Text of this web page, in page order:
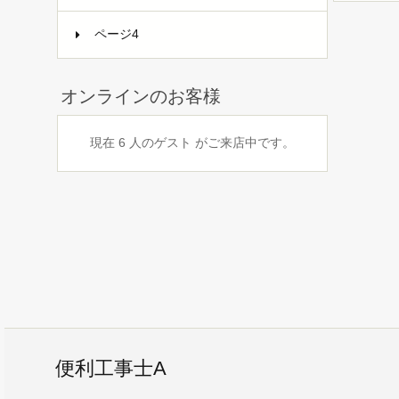
ページ4
オンラインのお客様
現在 6 人のゲスト がご来店中です。
便利工事士A